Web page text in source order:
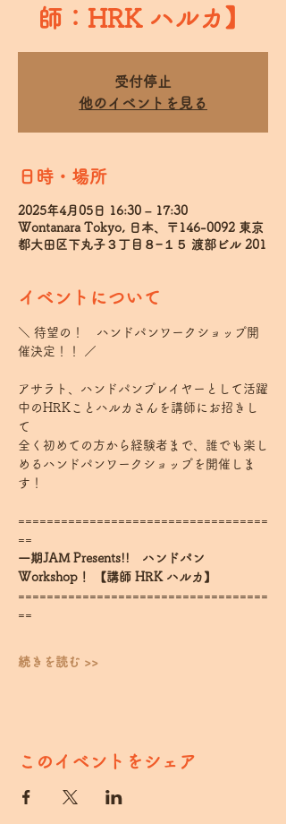
師：HRK ハルカ】
受付停止
他のイベントを見る
日時・場所
2025年4月05日 16:30 – 17:30
Wontanara Tokyo, 日本、〒146-0092 東京
都大田区下丸子３丁目８−１５ 渡部ビル 201
イベントについて
＼ 待望の！　ハンドパンワークショップ開
催決定！！ ／
アサラト、ハンドパンプレイヤーとして活躍
中のHRKことハルカさんを講師にお招きし
て⁡⁡
全く初めての方から経験者まで、誰でも楽し
めるハンドパンワークショップを開催しま
す！⁡⁡ ⁡⁡ ⁡
===================================
==
一期JAM Presents!!　ハンドパン
Workshop！ 【講師 HRK ハルカ】
===================================
==
続きを読む >>
このイベントをシェア